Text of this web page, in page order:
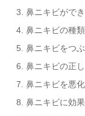
鼻ニキビがで
鼻ニキビの種
鼻ニキビをつ
鼻ニキビの正
鼻ニキビを悪
鼻ニキビに効